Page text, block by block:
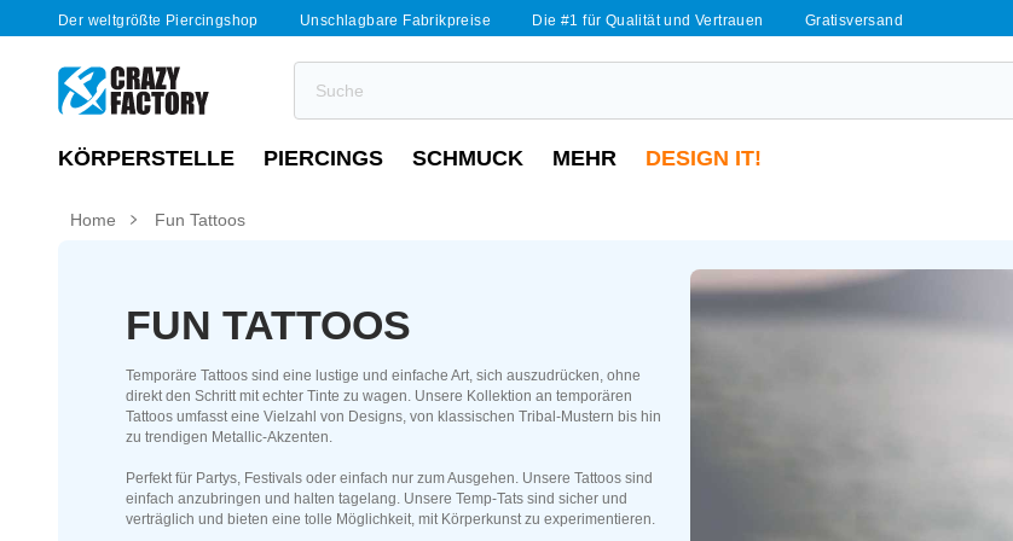
Der weltgrößte Piercingshop Unschlagbare Fabrikpreise Die #1 für Qualität und Vertrauen Gratisversand
KÖRPERSTELLE PIERCINGS SCHMUCK MEHR DESIGN IT!
Home Fun Tattoos
FUN TATTOOS
Temporäre Tattoos sind eine lustige und einfache Art, sich auszudrücken, ohne
direkt den Schritt mit echter Tinte zu wagen. Unsere Kollektion an temporären
Tattoos umfasst eine Vielzahl von Designs, von klassischen Tribal-Mustern bis hin
zu trendigen Metallic-Akzenten.
Perfekt für Partys, Festivals oder einfach nur zum Ausgehen. Unsere Tattoos sind
einfach anzubringen und halten tagelang. Unsere Temp-Tats sind sicher und
verträglich und bieten eine tolle Möglichkeit, mit Körperkunst zu experimentieren.